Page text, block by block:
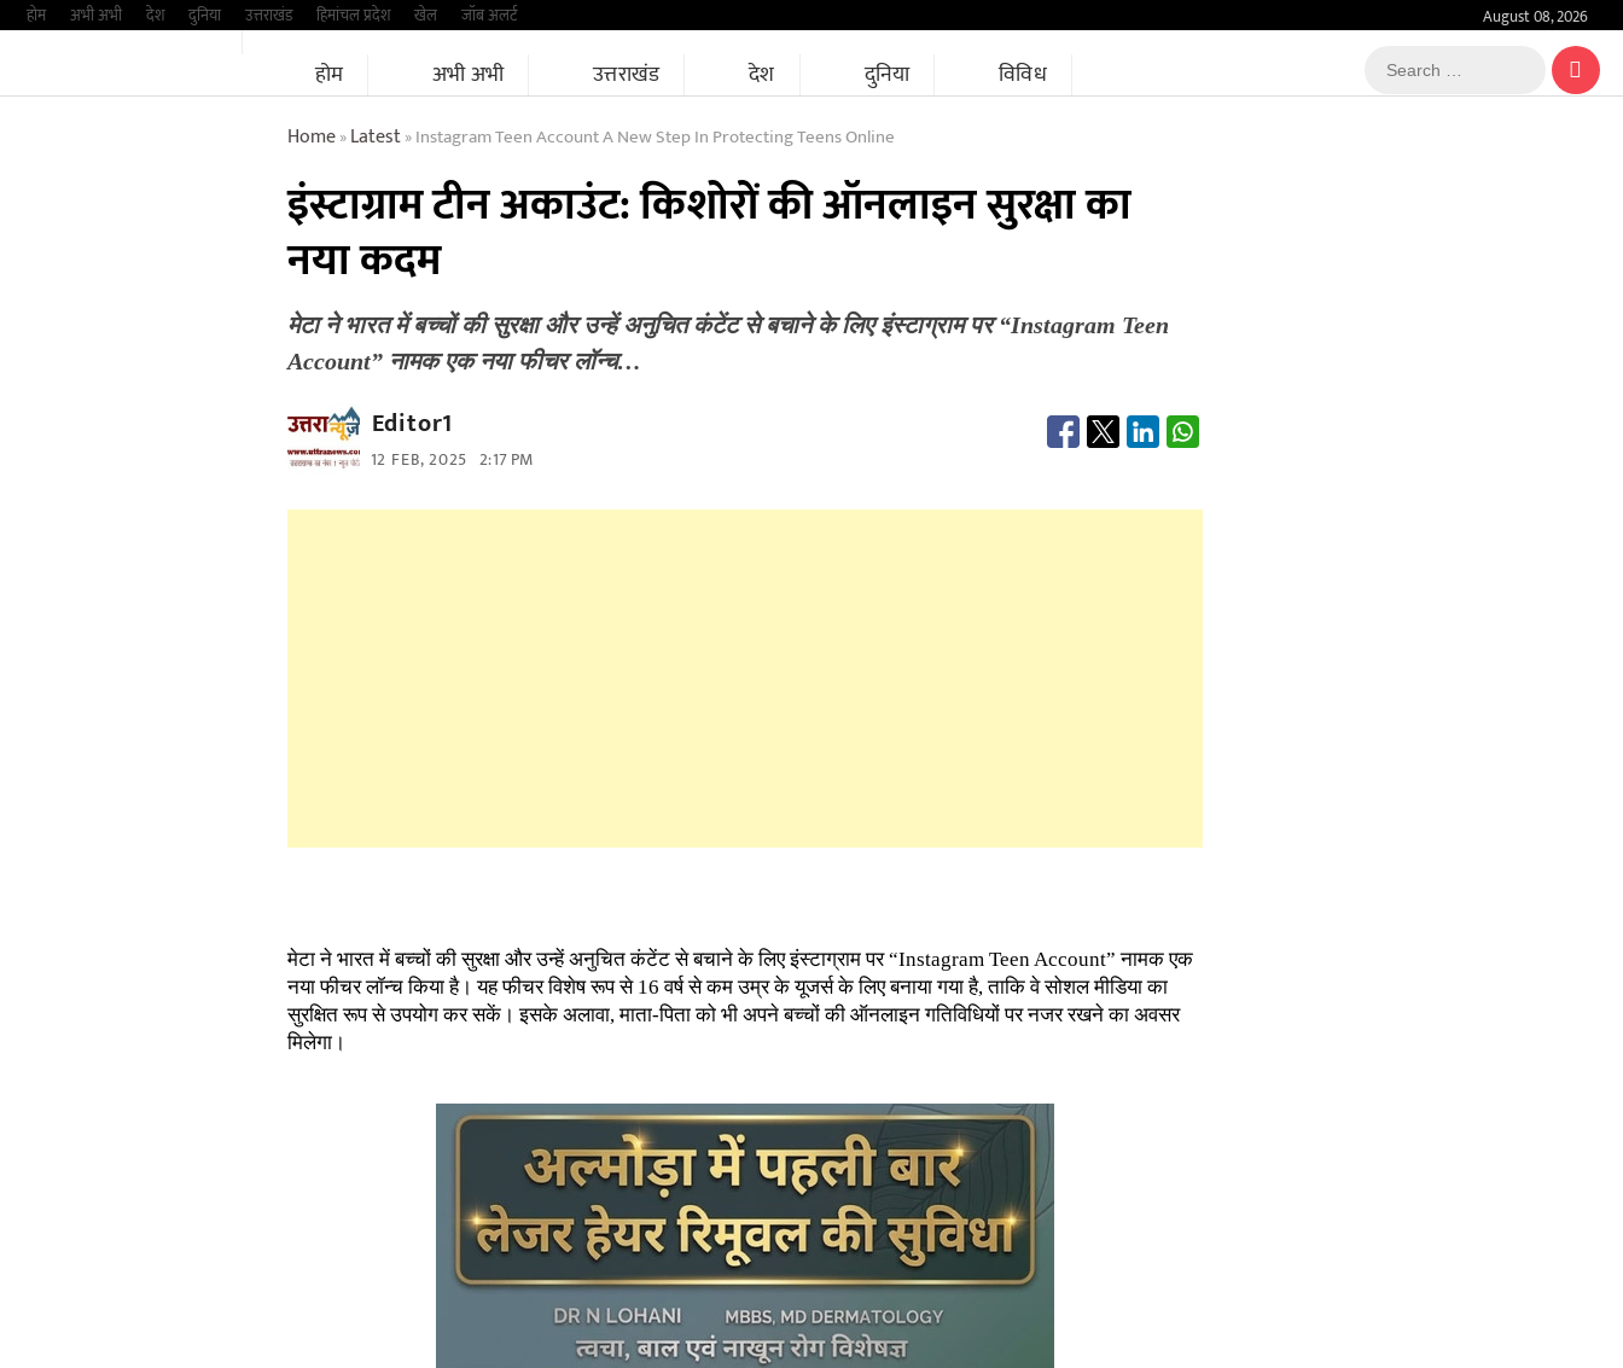
Skipहोम अभी अभी देश दुनिया उत्तराखंड हिमांचल प्रदेश खेल जॉब अलर्ट August 08, 2026
होम अभी अभी उत्तराखंड देश दुनिया विविध
Search
…
Home»Latest»Instagram Teen Account A New Step In Protecting Teens Online
इंस्टाग्राम टीन अकाउंट: किशोरों की ऑनलाइन सुरक्षा का
नया कदम
मेटा ने भारत में बच्चों की सुरक्षा और उन्हें अनुचित कंटेंट से बचाने के लिए इंस्टाग्राम पर “Instagram Teen
Account” नामक एक नया फीचर लॉन्च…
Editor1
12 FEB, 2025 2:17 PM
मेटा ने भारत में बच्चों की सुरक्षा और उन्हें अनुचित कंटेंट से बचाने के लिए इंस्टाग्राम पर “Instagram Teen Account” नामक एक
नया फीचर लॉन्च किया है। यह फीचर विशेष रूप से 16 वर्ष से कम उम्र के यूजर्स के लिए बनाया गया है, ताकि वे सोशल मीडिया का
सुरक्षित रूप से उपयोग कर सकें। इसके अलावा, माता-पिता को भी अपने बच्चों की ऑनलाइन गतिविधियों पर नजर रखने का अवसर
मिलेगा।